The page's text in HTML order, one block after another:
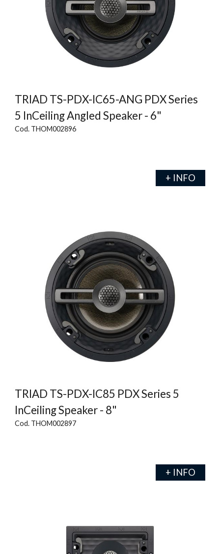
TRIAD TS-PDX-IC65-ANG PDX Series
5 InCeiling Angled Speaker - 6"
Cod. THOM002896
+ INFO
TRIAD TS-PDX-IC85 PDX Series 5
InCeiling Speaker - 8"
Cod. THOM002897
+ INFO